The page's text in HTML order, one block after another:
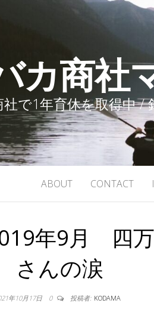
カ商社
社で1年育休を取得中
ABOUT CONTACT
年9月 四万
さんの涙
年10月17日 0 投稿者: KODAMA